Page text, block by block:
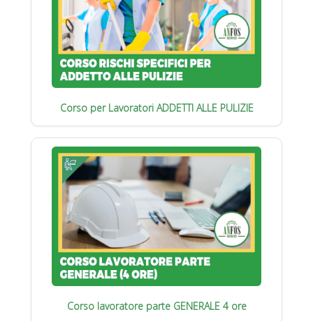
Corso per Lavoratori ADDETTI ALLE PULIZIE
Corso lavoratore parte GENERALE 4 ore